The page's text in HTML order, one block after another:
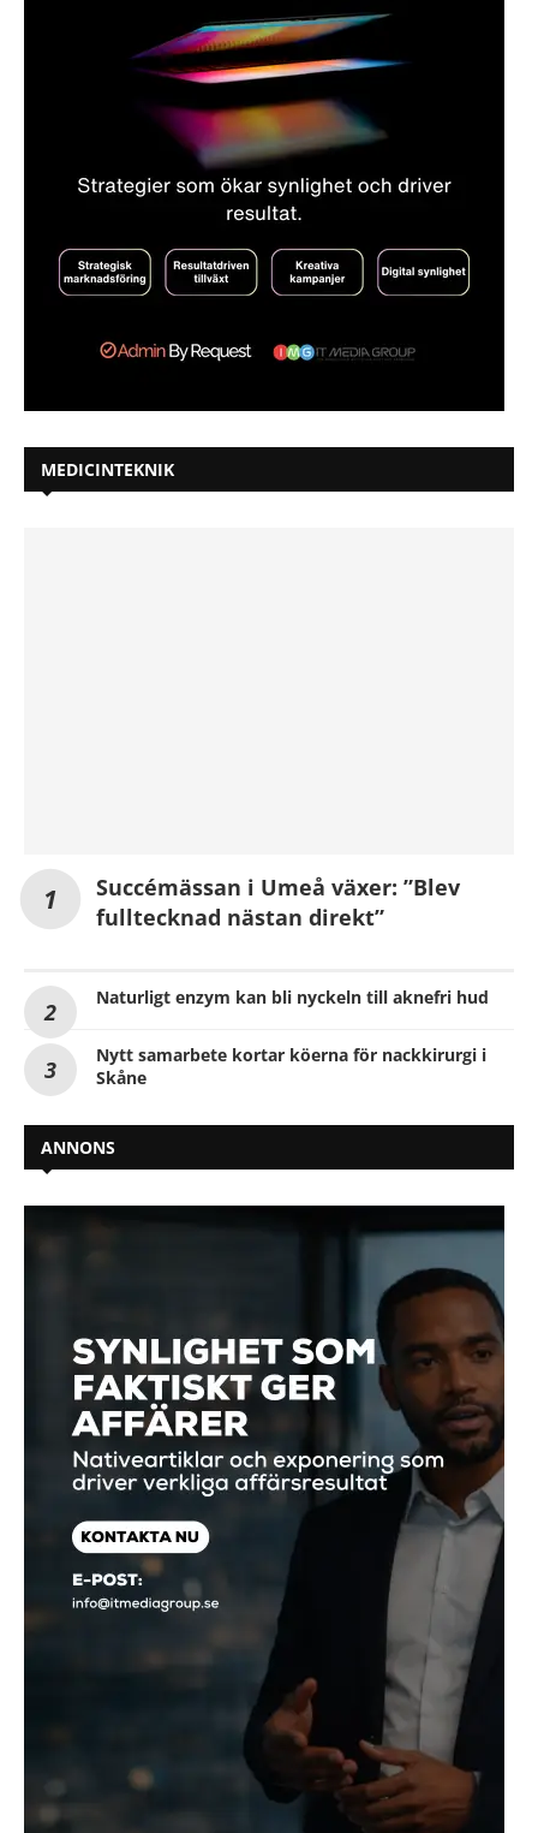
MEDICINTEKNIK
Succémässan i Umeå växer: ”Blev
fulltecknad nästan direkt”
Naturligt enzym kan bli nyckeln till aknefri hud
Nytt samarbete kortar köerna för nackkirurgi i
Skåne
ANNONS